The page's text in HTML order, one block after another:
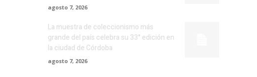
agosto 7, 2026
La muestra de coleccionismo más
grande del país celebra su 33° edición en
la ciudad de Córdoba
agosto 7, 2026